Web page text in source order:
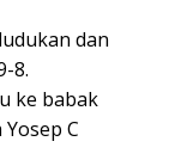
dan
8.
ke babak
C